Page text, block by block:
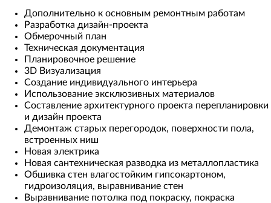
Дополнительно к основным ремонтным работам
Разработка дизайн-проекта
Обмерочный план
Техническая документация
Планировочное решение
3D Визуализация
Создание индивидуального интерьера
Использование эксклюзивных материалов
Составление архитектурного проекта перепланировки
и дизайн проекта
Демонтаж старых перегородок, поверхности пола,
встроенных ниш
Новая электрика
Новая сантехническая разводка из металлопластика
Обшивка стен влагостойким гипсокартоном,
гидроизоляция, выравнивание стен
Выравнивание потолка под покраску, покраска